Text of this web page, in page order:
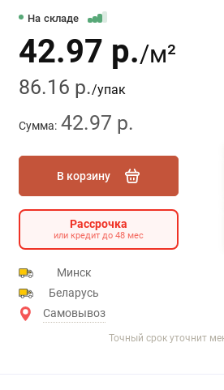
На складе
42.97 р./м²
86.16 р./упак
Сумма: 42.97 р.
В корзину
Рассрочка
или кредит до 48 мес
Минск
Беларусь
Самовывоз
Точный срок уточнит